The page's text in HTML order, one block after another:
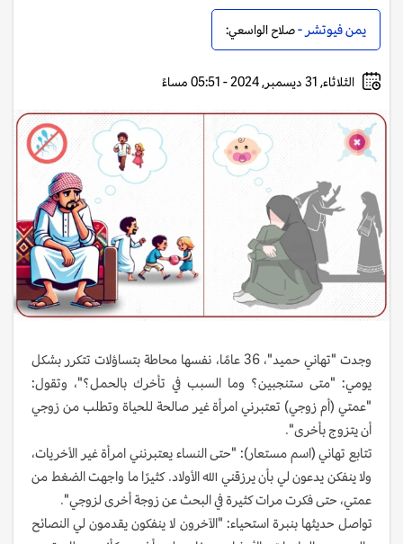
يمن فيوتشر -صلاح الواسعي:
الثلاثاء, 31 ديسمبر, 2024 - 05:51 مساءً
وجدت "تهاني حميد"، 36 عامًا، نفسها محاطة بتساؤلات تتكرر بشكل
يومي: "متى ستنجبين؟ وما السبب في تأخرك بالحمل؟"، وتقول:
"عمتي (أم زوجي) تعتبرني امرأة غير صالحة للحياة وتطلب من زوجي
أن يتزوج بأخرى".
تتابع تهاني (اسم مستعار): "حتى النساء يعتبرنني امرأة غير الأخريات،
ولا ينفكن يدعون لي بأن يرزقني الله الأولاد. كثيرًا ما واجهت الضغط من
عمتي، حتى فكرت مرات كثيرة في البحث عن زوجة أخرى لزوجي".
تواصل حديثها بنبرة استحياء: "الآخرون لا ينفكون يقدمون لي النصائح